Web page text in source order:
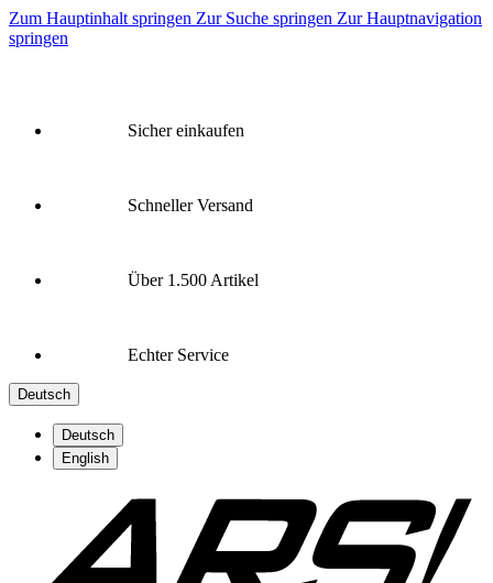
Zum Hauptinhalt springen Zur Suche springen Zur Hauptnavigation
springen
Sicher einkaufen
Schneller Versand
Über 1.500 Artikel
Echter Service
Deutsch
Deutsch
English